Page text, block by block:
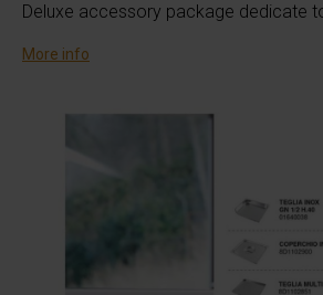
Deluxe accessory package dedicate
More info